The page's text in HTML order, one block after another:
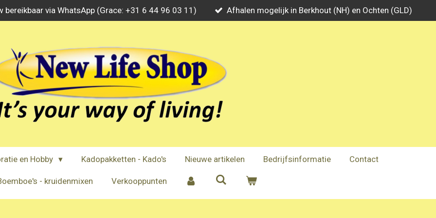
bereikbaar via WhatsApp (Grace: +31 6 44 96 03 11) Afhalen mogelijk in Berkhout (NH) en Ochten (GLD)
en Hobby Kadopakketten - Kado's Nieuwe artikelen Bedrijfsinformatie Contact
- kruidenmixen Verkooppunten